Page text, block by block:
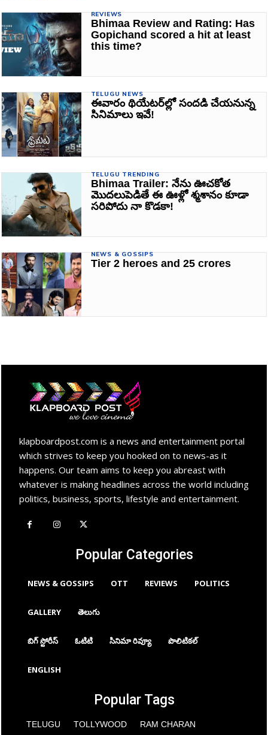
REVIEWS
Bhimaa Review and Rating: Has
Gopichand scored a hit at least
this time?
TELUGU NEWS
ఈవారం థియేటర్‌ల్లో సందడి చేయనున్న
సినిమాలు ఇవే!
TELUGU TRENDING
Bhimaa Trailer: నేను ఊచకోత
మొదలుపెడితే ఈ ఊళ్లో శ్మశానం కూడా
సరిపోదు నా కొడకా!
NEWS & GOSSIPS
Tier 2 heroes and 25 crores
klapboardpost.com is a news and entertainment portal
which strives to keep you hooked on to news-as it
happens. Our team aims to keep you abreast with
whatever is making headlines across the world including
politics, business, sports, lifestyle and entertainment.
Popular Categories
NEWS & GOSSIPS OTT REVIEWS POLITICS
GALLERY తెలుగు
బిగ్ స్టోరీస్ ఓటిటి సినిమా రివ్యూ పొలిటికల్
ENGLISH
Popular Tags
TELUGU TOLLYWOOD RAM CHARAN